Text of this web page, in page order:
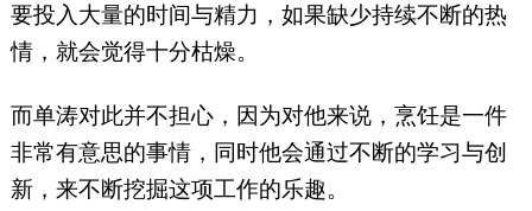
要投入大量的时间与精力，如果缺少持续不断的热
情，就会觉得十分枯燥。
而单涛对此并不担心，因为对他来说，烹饪是一件
非常有意思的事情，同时他会通过不断的学习与创
新，来不断挖掘这项工作的乐趣。